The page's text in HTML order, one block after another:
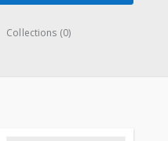
Collections (0)